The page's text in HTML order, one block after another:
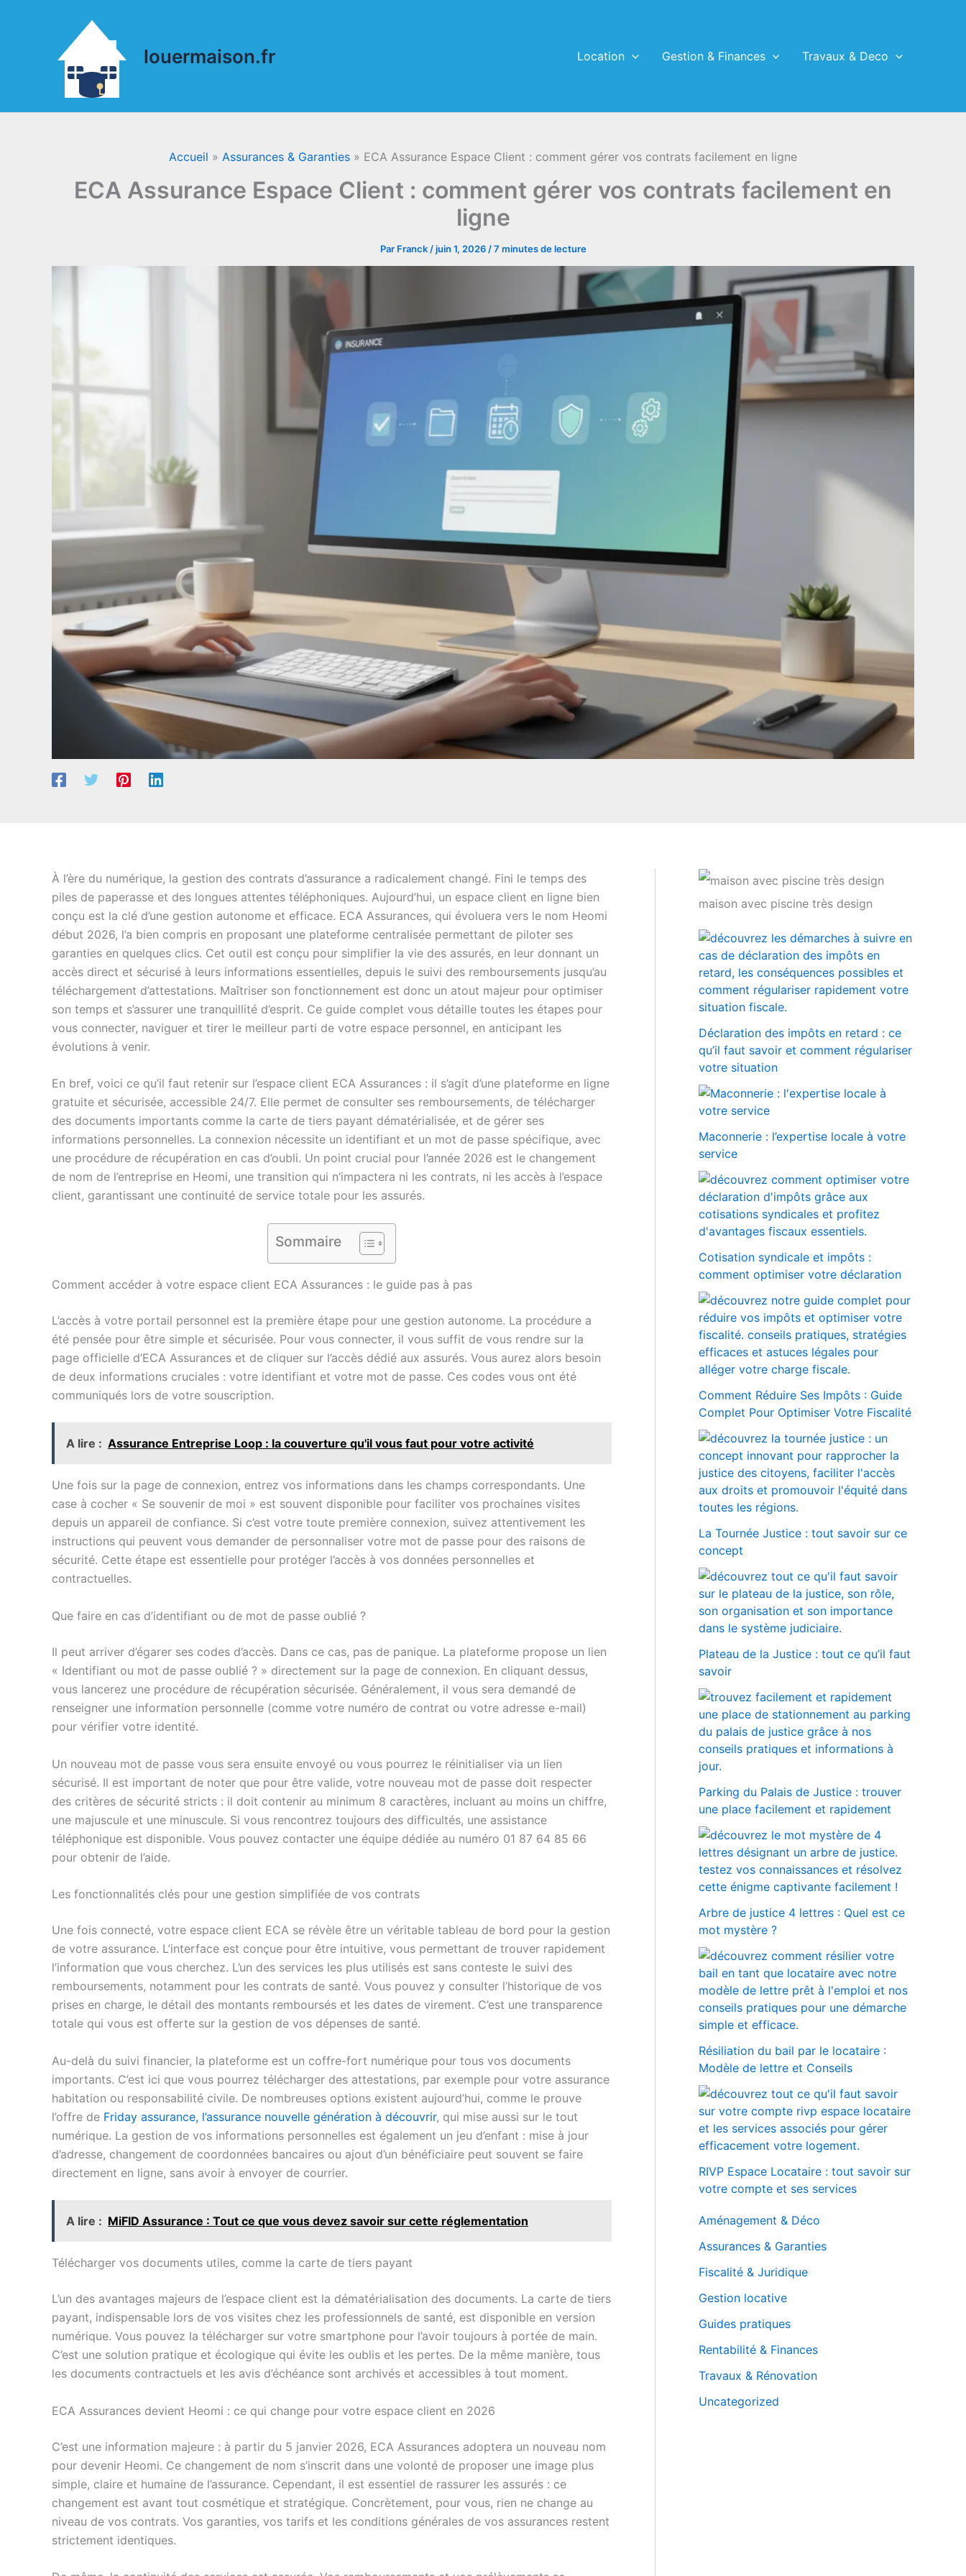
louermaison.fr Location Gestion & Finances Travaux & Deco
Accueil Assurances & Garanties ECA Assurance Espace Client : comment gérer vos contrats facilement en ligne
ECA Assurance Espace Client : comment gérer vos contrats facilement en
ligne
Par Franck /juin 1, 2026 /7 minutes de lecture
À l’ère du numérique, la gestion des contrats d’assurance a radicalement changé. Fini le temps des
piles de paperasse et des longues attentes téléphoniques. Aujourd’hui, un espace client en ligne bien
conçu est la clé d’une gestion autonome et efficace. ECA Assurances, qui évoluera vers le nom Heomi
début 2026, l’a bien compris en proposant une plateforme centralisée permettant de piloter ses
garanties en quelques clics. Cet outil est conçu pour simplifier la vie des assurés, en leur donnant un
accès direct et sécurisé à leurs informations essentielles, depuis le suivi des remboursements jusqu’au
téléchargement d’attestations. Maîtriser son fonctionnement est donc un atout majeur pour optimiser
son temps et s’assurer une tranquillité d’esprit. Ce guide complet vous détaille toutes les étapes pour
vous connecter, naviguer et tirer le meilleur parti de votre espace personnel, en anticipant les
évolutions à venir.
En bref, voici ce qu’il faut retenir sur l’espace client ECA Assurances : il s’agit d’une plateforme en ligne
gratuite et sécurisée, accessible 24/7. Elle permet de consulter ses remboursements, de télécharger
des documents importants comme la carte de tiers payant dématérialisée, et de gérer ses
informations personnelles. La connexion nécessite un identifiant et un mot de passe spécifique, avec
une procédure de récupération en cas d’oubli. Un point crucial pour l’année 2026 est le changement
de nom de l’entreprise en Heomi, une transition qui n’impactera ni les contrats, ni les accès à l’espace
client, garantissant une continuité de service totale pour les assurés.
Sommaire
Comment accéder à votre espace client ECA Assurances : le guide pas à pas
L’accès à votre portail personnel est la première étape pour une gestion autonome. La procédure a
été pensée pour être simple et sécurisée. Pour vous connecter, il vous suffit de vous rendre sur la
page officielle d’ECA Assurances et de cliquer sur l’accès dédié aux assurés. Vous aurez alors besoin
de deux informations cruciales : votre identifiant et votre mot de passe. Ces codes vous ont été
communiqués lors de votre souscription.
A lire : Assurance Entreprise Loop : la couverture qu'il vous faut pour votre activité
Une fois sur la page de connexion, entrez vos informations dans les champs correspondants. Une
case à cocher « Se souvenir de moi » est souvent disponible pour faciliter vos prochaines visites
depuis un appareil de confiance. Si c’est votre toute première connexion, suivez attentivement les
instructions qui peuvent vous demander de personnaliser votre mot de passe pour des raisons de
sécurité. Cette étape est essentielle pour protéger l’accès à vos données personnelles et
contractuelles.
Que faire en cas d’identifiant ou de mot de passe oublié ?
Il peut arriver d’égarer ses codes d’accès. Dans ce cas, pas de panique. La plateforme propose un lien
« Identifiant ou mot de passe oublié ? » directement sur la page de connexion. En cliquant dessus,
vous lancerez une procédure de récupération sécurisée. Généralement, il vous sera demandé de
renseigner une information personnelle (comme votre numéro de contrat ou votre adresse e-mail)
pour vérifier votre identité.
Un nouveau mot de passe vous sera ensuite envoyé ou vous pourrez le réinitialiser via un lien
sécurisé. Il est important de noter que pour être valide, votre nouveau mot de passe doit respecter
des critères de sécurité stricts : il doit contenir au minimum 8 caractères, incluant au moins un chiffre,
une majuscule et une minuscule. Si vous rencontrez toujours des difficultés, une assistance
téléphonique est disponible. Vous pouvez contacter une équipe dédiée au numéro 01 87 64 85 66
pour obtenir de l’aide.
Les fonctionnalités clés pour une gestion simplifiée de vos contrats
Une fois connecté, votre espace client ECA se révèle être un véritable tableau de bord pour la gestion
de votre assurance. L’interface est conçue pour être intuitive, vous permettant de trouver rapidement
l’information que vous cherchez. L’un des services les plus utilisés est sans conteste le suivi des
remboursements, notamment pour les contrats de santé. Vous pouvez y consulter l’historique de vos
prises en charge, le détail des montants remboursés et les dates de virement. C’est une transparence
totale qui vous est offerte sur la gestion de vos dépenses de santé.
Au-delà du suivi financier, la plateforme est un coffre-fort numérique pour tous vos documents
importants. C’est ici que vous pourrez télécharger des attestations, par exemple pour votre assurance
habitation ou responsabilité civile. De nombreuses options existent aujourd’hui, comme le prouve
l’offre de Friday assurance, l’assurance nouvelle génération à découvrir, qui mise aussi sur le tout
numérique. La gestion de vos informations personnelles est également un jeu d’enfant : mise à jour
d’adresse, changement de coordonnées bancaires ou ajout d’un bénéficiaire peut souvent se faire
directement en ligne, sans avoir à envoyer de courrier.
A lire : MiFID Assurance : Tout ce que vous devez savoir sur cette réglementation
Télécharger vos documents utiles, comme la carte de tiers payant
L’un des avantages majeurs de l’espace client est la dématérialisation des documents. La carte de tiers
payant, indispensable lors de vos visites chez les professionnels de santé, est disponible en version
numérique. Vous pouvez la télécharger sur votre smartphone pour l’avoir toujours à portée de main.
C’est une solution pratique et écologique qui évite les oublis et les pertes. De la même manière, tous
les documents contractuels et les avis d’échéance sont archivés et accessibles à tout moment.
ECA Assurances devient Heomi : ce qui change pour votre espace client en 2026
C’est une information majeure : à partir du 5 janvier 2026, ECA Assurances adoptera un nouveau nom
pour devenir Heomi. Ce changement de nom s’inscrit dans une volonté de proposer une image plus
simple, claire et humaine de l’assurance. Cependant, il est essentiel de rassurer les assurés : ce
changement est avant tout cosmétique et stratégique. Concrètement, pour vous, rien ne change au
niveau de vos contrats. Vos garanties, vos tarifs et les conditions générales de vos assurances restent
strictement identiques.
maison avec piscine très design
Déclaration des impôts en retard : ce
qu’il faut savoir et comment régulariser
votre situation
Maconnerie : l’expertise locale à votre
service
Cotisation syndicale et impôts :
comment optimiser votre déclaration
Comment Réduire Ses Impôts : Guide
Complet Pour Optimiser Votre Fiscalité
La Tournée Justice : tout savoir sur ce
concept
Plateau de la Justice : tout ce qu’il faut
savoir
Parking du Palais de Justice : trouver
une place facilement et rapidement
Arbre de justice 4 lettres : Quel est ce
mot mystère ?
Résiliation du bail par le locataire :
Modèle de lettre et Conseils
RIVP Espace Locataire : tout savoir sur
votre compte et ses services
Aménagement & Déco
Assurances & Garanties
Fiscalité & Juridique
Gestion locative
Guides pratiques
Rentabilité & Finances
Travaux & Rénovation
Uncategorized